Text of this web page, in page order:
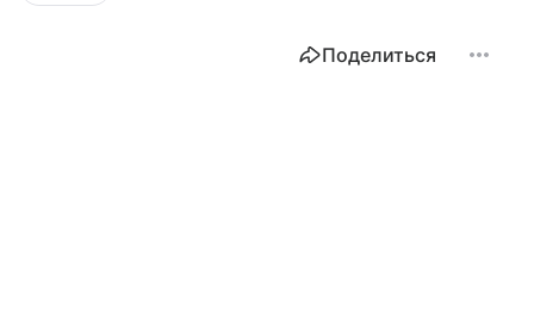
Поделиться